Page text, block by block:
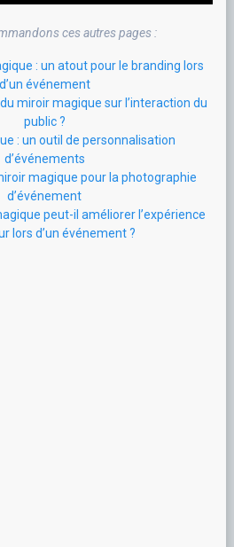
ces autres pages :
: un atout pour le branding lors
d’un événement
miroir magique sur l’interaction du
public ?
: un outil de personnalisation
d’événements
magique pour la photographie
d’événement
peut-il améliorer l’expérience
lors d’un événement ?